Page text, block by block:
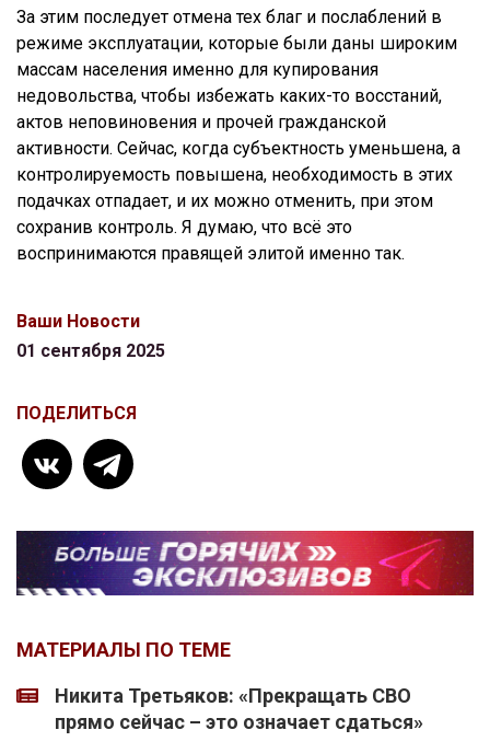
За этим последует отмена тех благ и послаблений в
режиме эксплуатации, которые были даны широким
массам населения именно для купирования
недовольства, чтобы избежать каких-то восстаний,
актов неповиновения и прочей гражданской
активности. Сейчас, когда субъектность уменьшена, а
контролируемость повышена, необходимость в этих
подачках отпадает, и их можно отменить, при этом
сохранив контроль. Я думаю, что всё это
воспринимаются правящей элитой именно так.
Ваши Новости
01 сентября 2025
ПОДЕЛИТЬСЯ
МАТЕРИАЛЫ ПО ТЕМЕ
Никита Третьяков: «Прекращать СВО
прямо сейчас – это означает сдаться»